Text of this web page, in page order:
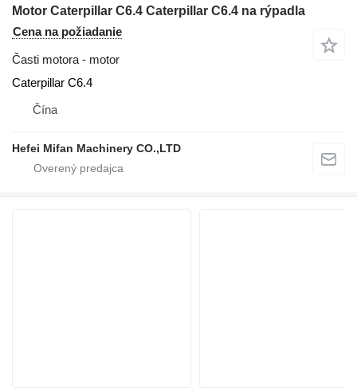
Motor Caterpillar C6.4 Caterpillar C6.4 na rýpadla
Cena na požiadanie
Časti motora - motor
Caterpillar C6.4
Čína
Hefei Mifan Machinery CO.,LTD